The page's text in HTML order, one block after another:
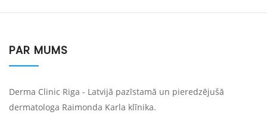
PAR MUMS
Derma Clinic Riga - Latvijā pazīstamā un pieredzējušā
dermatologa Raimonda Karla klīnika.